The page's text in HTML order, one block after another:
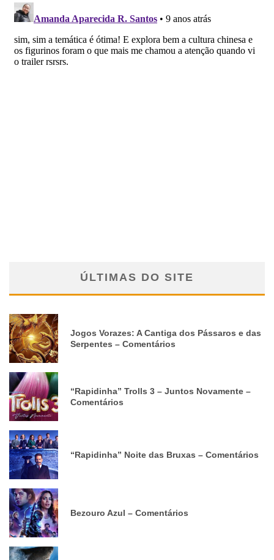
ÚLTIMAS DO SITE
Jogos Vorazes: A Cantiga dos Pássaros e das
Serpentes – Comentários
“Rapidinha” Trolls 3 – Juntos Novamente –
Comentários
“Rapidinha” Noite das Bruxas – Comentários
Bezouro Azul – Comentários